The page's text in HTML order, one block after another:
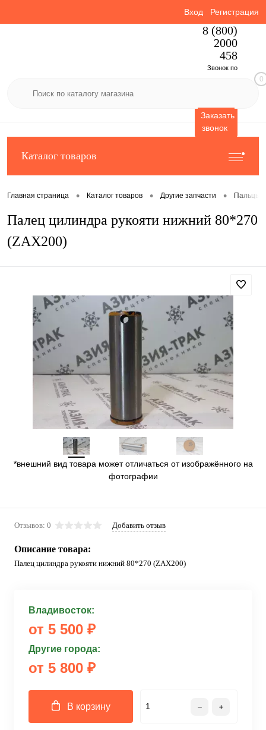
Вход Регистрация
8 (800)
2000
458
Звонок по
Заказать
звонок
0
Каталог товаров
Главная страница • Каталог товаров • Другие запчасти • Пальцы
Палец цилиндра рукояти нижний 80*270
(ZAX200)
*внешний вид товара может отличаться от изображённого на
фотографии
Отзывов: 0 Добавить отзыв
Описание товара:
Палец цилиндра рукояти нижний 80*270 (ZAX200)
Владивосток:
от 5 500 ₽
Другие города:
от 5 800 ₽
В корзину